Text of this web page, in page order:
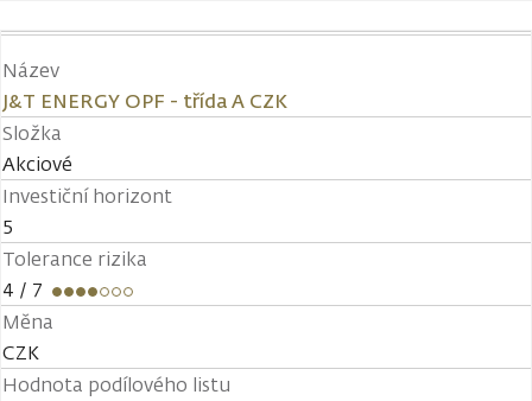
Název
J&T ENERGY OPF - třída A CZK
Složka
Akciové
Investiční horizont
5
Tolerance rizika
4 / 7
Měna
CZK
Hodnota podílového listu